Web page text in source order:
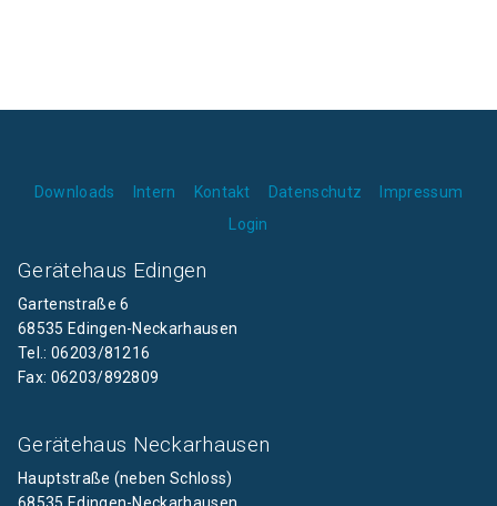
Downloads Intern Kontakt Datenschutz
Impressum
Login
Gerätehaus Edingen
Gartenstraße 6
68535 Edingen-Neckarhausen
Tel.: 06203/81216
Fax: 06203/892809
Gerätehaus Neckarhausen
Hauptstraße (neben Schloss)
68535 Edingen-Neckarhausen